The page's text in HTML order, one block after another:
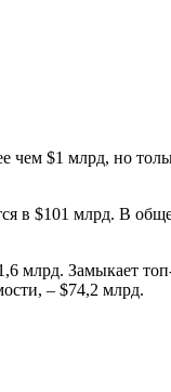
чем $1 млрд, но
в $101 млрд. В
млрд. Замыкает
– $74,2 млрд.